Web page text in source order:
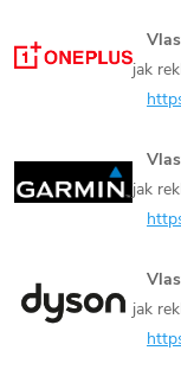
jak
jak
jak